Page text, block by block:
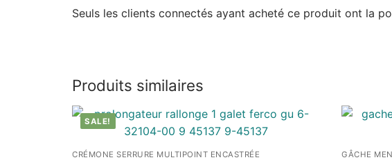
Seuls les clients connectés ayant acheté ce produit ont la
Produits similaires
SALE!
CRÉMONE SERRURE MULTIPOINT ENCASTRÉE GÂCHE